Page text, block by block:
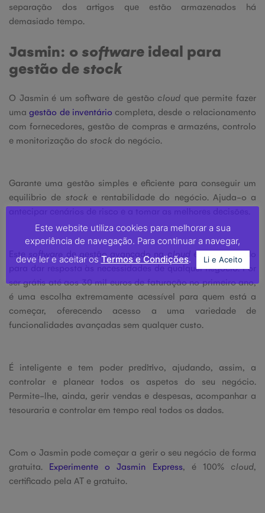
separação dos artigos que estão armazenados há
demasiado tempo.
Jasmin: osoftware ideal para
gestão destock
O Jasmin é um software de gestão cloud que permite fazer
umagestão de inventário completa, desde o relacionamento
com fornecedores, gestão de compras e armazéns, controlo
e monitorização do stock do negócio.
Garante uma gestão simples e eficiente para conseguir um
equilibrio de stock e rentabilidade do negócio. Ajuda-o a
Este software de gestão avançado nacloud
está preparado
para dar resposta às necessidades de qualquer negócio. Por
ser grátis até aos 30 mil euros de faturação no primeiro ano,
é uma escolha extremamente acessível para quem está a
começar, oferecendo acesso a uma variedade de
funcionalidades avançadas sem qualquer custo.
É inteligente e tem poder preditivo, ajudando, assim, a
controlar e planear todos os aspetos do seu negócio.
Permite-lhe, ainda, gerir vendas e despesas, acompanhar a
tesouraria e controlar em tempo real todos os dados.
Com o Jasmin pode começar a gerir o seu negócio de forma
gratuita. Experimente o Jasmin Express, é 100% cloud,
certificado pela AT e gratuito.
Este website utiliza cookies para melhorar a sua
experiência de navegação. Para continuar a navegar,
deve ler e aceitar os Termos e Condições. Li e Aceito